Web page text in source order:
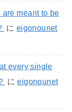
meant to be
に eigonounet
every single
にeigonounet